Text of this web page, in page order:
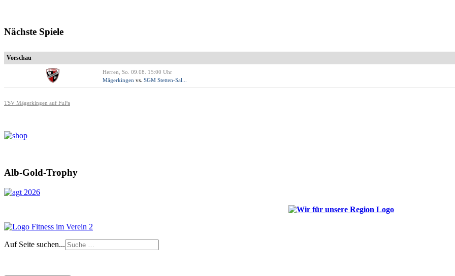
Nächste Spiele
Vorschau
Herren, So. 09.08. 15:00 Uhr
Mägerkingen vs. SGM Stetten-Sal...
TSV Mägerkingen auf FuPa
Alb-Gold-Trophy
Auf Seite suchen...